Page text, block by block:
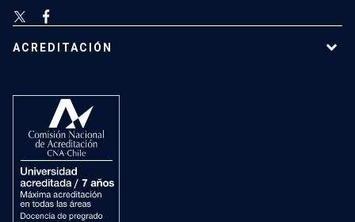
ACREDITACIÓN